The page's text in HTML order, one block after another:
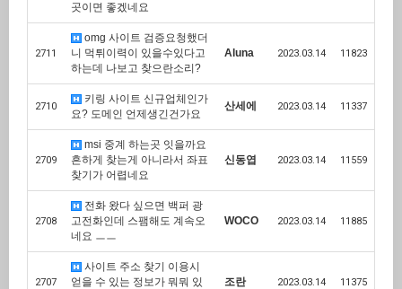
곳이면 좋겠네요
2711
omg 사이트 검증요청했더
니 먹튀이력이 있을수있다고
하는데 나보고 찾으란소리?
Aluna 2023.03.14 11823
2710
키링 사이트 신규업체인가
요? 도메인 언제생긴건가요
산세에 2023.03.14 11337
2709
msi 중계 하는곳 잇을까요
흔하게 찾는게 아니라서 좌표
찾기가 어렵네요
신동엽 2023.03.14 11559
2708
전화 왔다 싶으면 백퍼 광
고전화인데 스팸해도 계속오
네요 ㅡㅡ
WOCO 2023.03.14 11885
2707
사이트 주소 찾기 이용시
얻을 수 있는 정보가 뭐뭐 있
조란 2023.03.14 11375